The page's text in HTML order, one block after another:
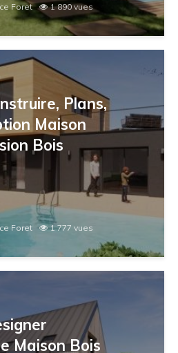
Foret 1 890 vues
Plans,
Maison
Bois
Foret 1 777 vues
Maison Bois